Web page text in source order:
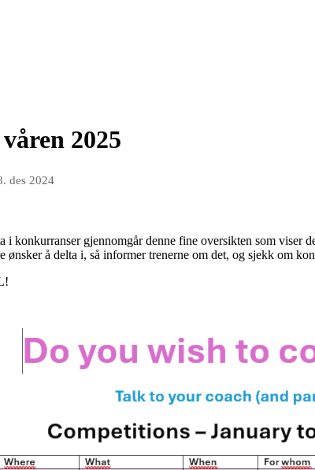
2025
des 2024
i konkurranser gjennomgår denne fine oversikten som viser
ønsker å delta i, så informer trenerne om det, og sjekk om